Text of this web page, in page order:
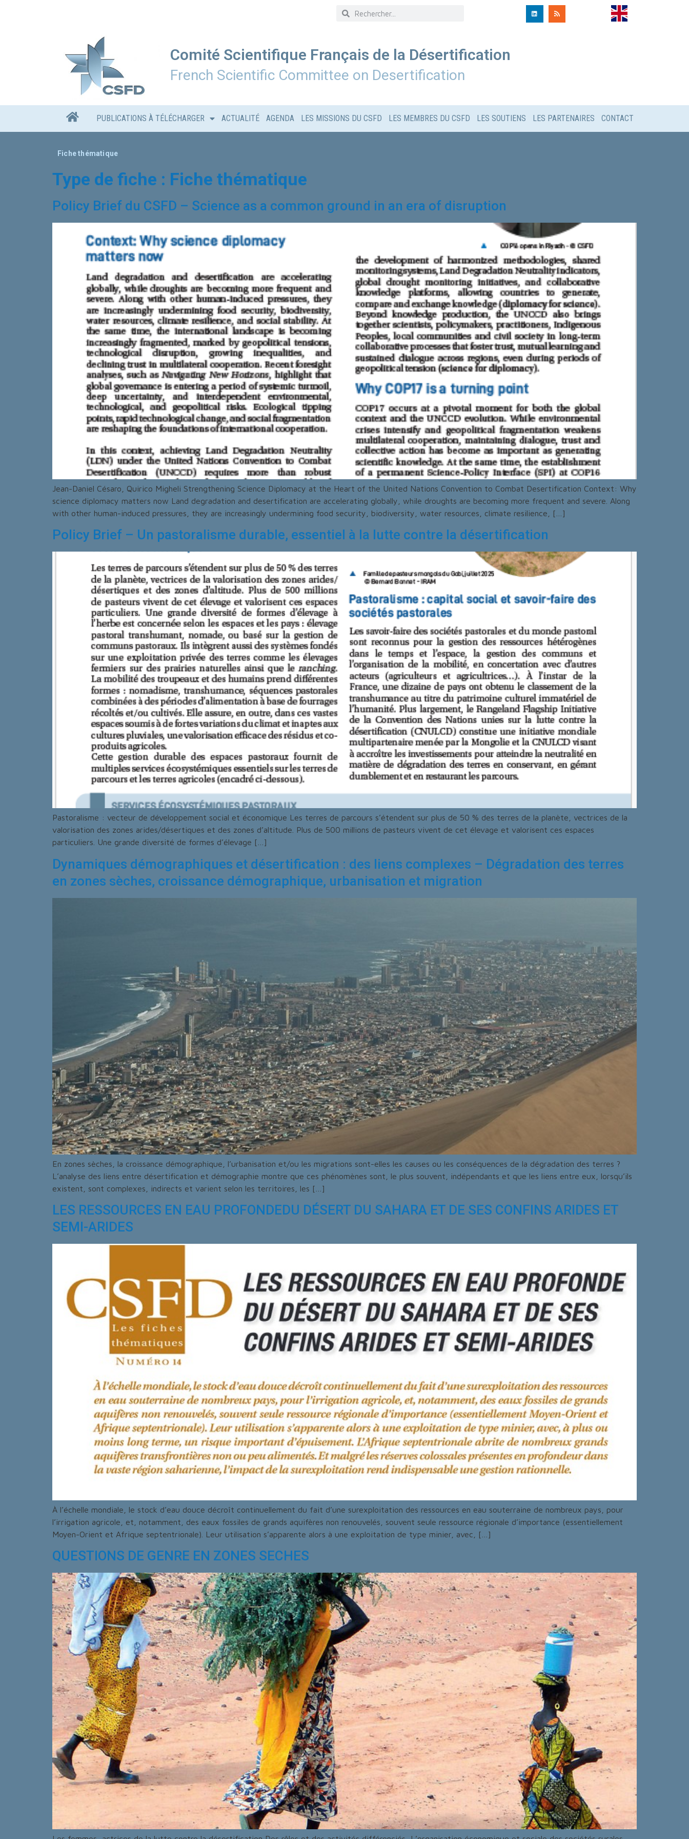
Comité Scientifique Français de la Désertification
French Scientific Committee on Desertification
PUBLICATIONS À TÉLÉCHARGER ACTUALITÉ AGENDA LES MISSIONS DU CSFD LES MEMBRES DU CSFD LES SOUTIENS LES PARTENAIRES CONTACT
Fiche thématique
Type de fiche : Fiche thématique
Policy Brief du CSFD – Science as a common ground in an era of disruption
Jean-Daniel Césaro, Quirico Migheli Strengthening Science Diplomacy at the Heart of the United Nations Convention to Combat Desertification Context: Why
science diplomacy matters now Land degradation and desertification are accelerating globally, while droughts are becoming more frequent and severe. Along
with other human-induced pressures, they are increasingly undermining food security, biodiversity, water resources, climate resilience, […]
Policy Brief – Un pastoralisme durable, essentiel à la lutte contre la désertification
Pastoralisme : vecteur de développement social et économique Les terres de parcours s’étendent sur plus de 50 % des terres de la planète, vectrices de la
valorisation des zones arides/désertiques et des zones d’altitude. Plus de 500 millions de pasteurs vivent de cet élevage et valorisent ces espaces
particuliers. Une grande diversité de formes d’élevage […]
Dynamiques démographiques et désertification : des liens complexes – Dégradation des terres
en zones sèches, croissance démographique, urbanisation et migration
En zones sèches, la croissance démographique, l’urbanisation et/ou les migrations sont-elles les causes ou les conséquences de la dégradation des terres ?
L’analyse des liens entre désertification et démographie montre que ces phénomènes sont, le plus souvent, indépendants et que les liens entre eux, lorsqu’ils
existent, sont complexes, indirects et varient selon les territoires, les […]
LES RESSOURCES EN EAU PROFONDEDU DÉSERT DU SAHARA ET DE SES CONFINS ARIDES ET
SEMI-ARIDES
À l’échelle mondiale, le stock d’eau douce décroît continuellement du fait d’une surexploitation des ressources en eau souterraine de nombreux pays, pour
l’irrigation agricole, et, notamment, des eaux fossiles de grands aquifères non renouvelés, souvent seule ressource régionale d’importance (essentiellement
Moyen-Orient et Afrique septentrionale). Leur utilisation s’apparente alors à une exploitation de type minier, avec, […]
QUESTIONS DE GENRE EN ZONES SECHES